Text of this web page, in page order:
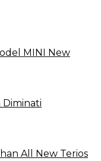
MINI New
Diminati
All New Terios